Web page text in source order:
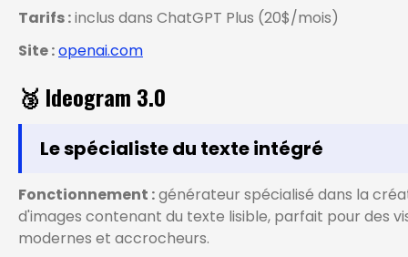
Tarifs :inclus dans ChatGPT Plus (20$/mois)
Site :openai.com
🥉 Ideogram 3.0
Le spécialiste du texte intégré
Fonctionnement :générateur spécialisé dans la
d'images contenant du texte lisible, parfait pour des
modernes et accrocheurs.